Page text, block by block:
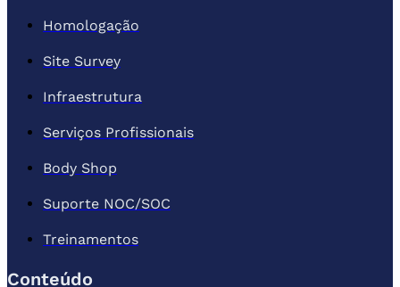
Homologação
Site Survey
Infraestrutura
Serviços Profissionais
Body Shop
Suporte NOC/SOC
Treinamentos
Conteúdo